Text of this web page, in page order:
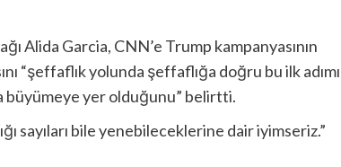
Alida Garcia, CNN’e Trump kampanyasının
“şeffaflık yolunda şeffaflığa doğru bu ilk adımı
büyümeye yer olduğunu” belirtti.
sayıları bile yenebileceklerine dair iyimseriz.”